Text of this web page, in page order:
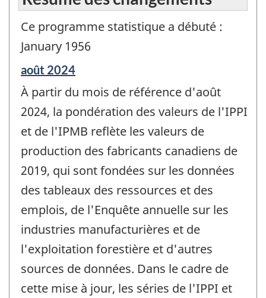
Ce programme statistique a débuté :
January 1956
Période
de
référence
de
changement
-
août 2024
À partir du mois de référence d'août
2024, la pondération des valeurs de l'IPPI
et de l'IPMB reflète les valeurs de
production des fabricants canadiens de
2019, qui sont fondées sur les données
des tableaux des ressources et des
emplois, de l'Enquête annuelle sur les
industries manufacturières et de
l'exploitation forestière et d'autres
sources de données. Dans le cadre de
cette mise à jour, les séries de l'IPPI et